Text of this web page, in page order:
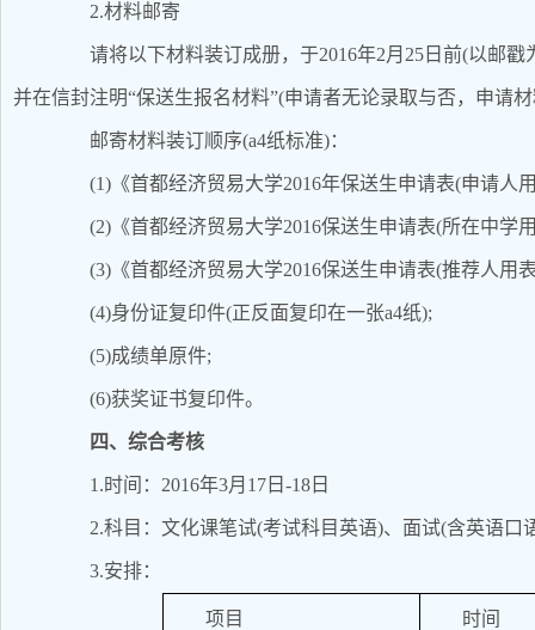
2.材料邮寄
请将以下材料装订成册，于2016年2月25日前(以邮戳
并在信封注明“保送生报名材料”(申请者无论录取与否，申请
邮寄材料装订顺序(a4纸标准)：
(1)《首都经济贸易大学2016年保送生申请表(申请人
(2)《首都经济贸易大学2016保送生申请表(所在中学
(3)《首都经济贸易大学2016保送生申请表(推荐人用
(4)身份证复印件(正反面复印在一张a4纸);
(5)成绩单原件;
(6)获奖证书复印件。
四、综合考核
1.时间：2016年3月17日-18日
2.科目：文化课笔试(考试科目英语)、面试(含英语口
3.安排：
项目 时间